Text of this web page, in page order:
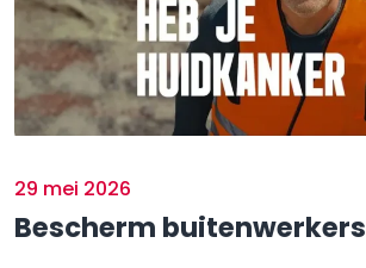
29 mei 2026
Bescherm buitenwerkers